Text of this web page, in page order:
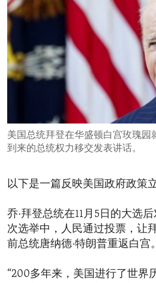
MIDDLE EAST
AID AND DEVELOPMENT
DEMOCRACY AND GOVERNANCE
ECONOMY AND TRADE
ENVIRONMENT AND HEALTH
IDEALS AND INSTITUTIONS
FOLLOW US
美国总统拜登在华盛顿白宫玫瑰园
到来的总统权力移交发表讲话。
以下是一篇反映美国政府政策
乔·拜登总统在11月5日的大选
次选举中，人民通过投票，让
前总统唐纳德·特朗普重返白宫。
“200多年来，美国进行了世界